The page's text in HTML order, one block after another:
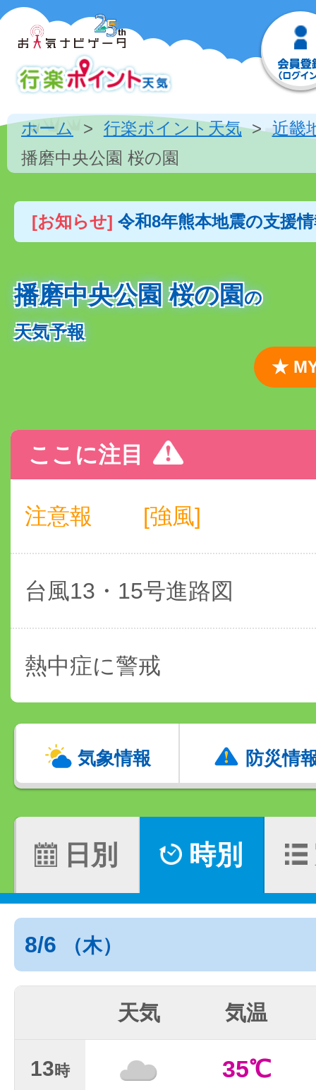
ホーム 行楽ポイント天気
近畿
播磨中央公園 桜の園
[お知らせ] 令和8年熊本地震の支援
播磨中央公園 桜の園の
天気予報
★
ここに注目
注意報 [強風]
台風13・15号進路図
熱中症に警戒
気象情報 防災情
日別 時別
8/6 （木）
天気 気温
13時 35℃